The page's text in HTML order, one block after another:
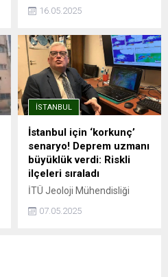
yanına hızlı ve güvenli
metro hatları, aynı zamanda
trafik sorununa da büyük
ölçüde çözüm oluyor.
Avrupa Yakası'nda önemli
aktarma istasyonları ile
entegrasyonu olan ve
İstanbul Havalimanı'na ...
16.05.2025
İSTANBUL
İstanbul için ‘korkunç’
senaryo! Deprem uzmanı
büyüklük verdi: Riskli
ilçeleri sıraladı
İTÜ Jeoloji Mühendisliği
öğretim üyesi Prof. Dr. Cenk
Yaltırak, İstanbul’da
07.05.2025